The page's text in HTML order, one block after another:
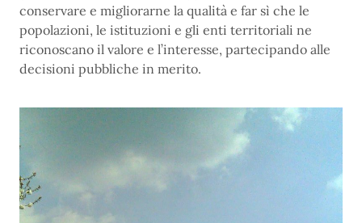
conservare e migliorarne la qualità e far sì che le
popolazioni, le istituzioni e gli enti territoriali ne
riconoscano il valore e l’interesse, partecipando alle
decisioni pubbliche in merito.